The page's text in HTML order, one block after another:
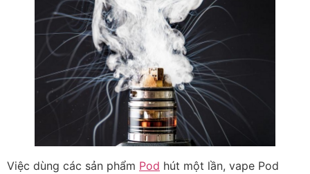
Việc dùng các sản phẩm Pod hút một lần, vape Pod